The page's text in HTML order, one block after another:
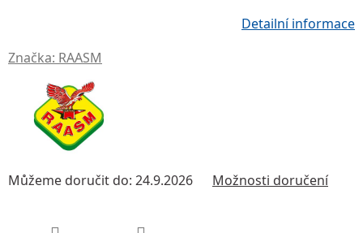
Detailní informace
Značka: RAASM
Můžeme doručit do: 24.9.2026 Možnosti doručení